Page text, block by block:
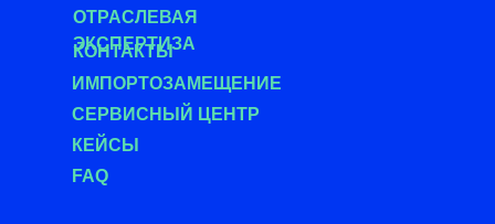
ОТРАСЛЕВАЯ
ЭКСПЕРТИЗА
КОНТАКТЫ
ИМПОРТОЗАМЕЩЕНИЕ
СЕРВИСНЫЙ ЦЕНТР
КЕЙСЫ
FAQ